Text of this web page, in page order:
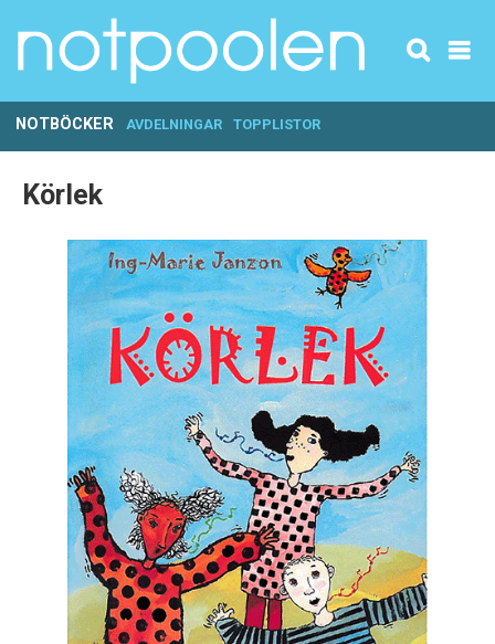
NOTBÖCKER AVDELNINGAR TOPPLISTOR
Körlek